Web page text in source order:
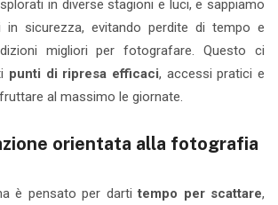
in diverse stagioni e luci, e sappiamo
in sicurezza, evitando perdite di tempo e
migliori per fotografare. Questo ci
punti di ripresa efficaci, accessi pratici e
al massimo le giornate.
orientata alla fotografia
è pensato per dartitempo per scattare,